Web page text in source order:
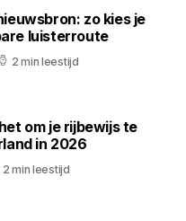
zo kies je
luisterroute
2 min leestijd
om je rijbewijs te
in 2026
2 min leestijd